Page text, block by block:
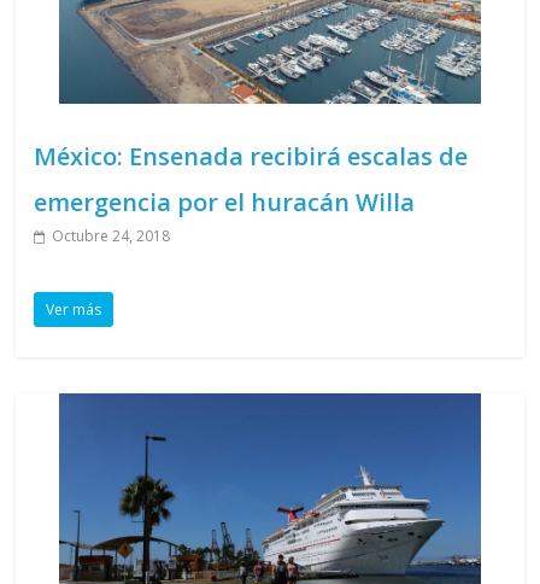
México: Ensenada recibirá escalas de
emergencia por el huracán Willa
Octubre 24, 2018
Ver más